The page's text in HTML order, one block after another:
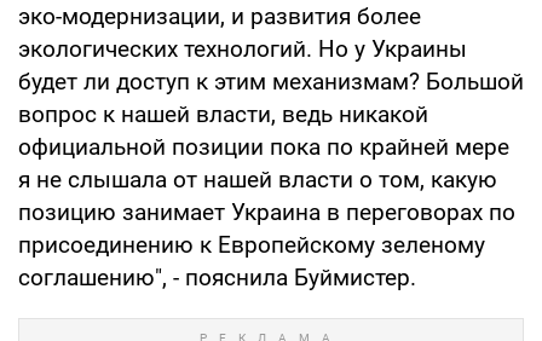
эко-модернизации, и развития более
экологических технологий. Но у Украины
будет ли доступ к этим механизмам? Большой
вопрос к нашей власти, ведь никакой
официальной позиции пока по крайней мере
я не слышала от нашей власти о том, какую
позицию занимает Украина в переговорах по
присоединению к Европейскому зеленому
соглашению", - пояснила Буймистер.